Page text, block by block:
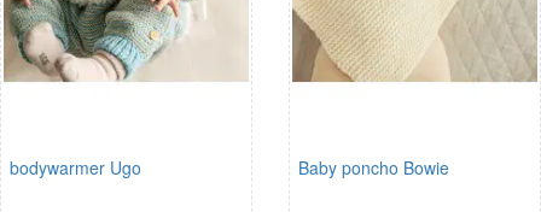
bodywarmer Ugo Baby poncho Bowie